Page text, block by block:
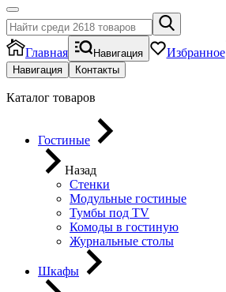
Главная Навигация Избранное
Навигация Контакты
Каталог товаров
Гостиные
Назад
Стенки
Модульные гостиные
Тумбы под ТV
Комоды в гостиную
Журнальные столы
Шкафы